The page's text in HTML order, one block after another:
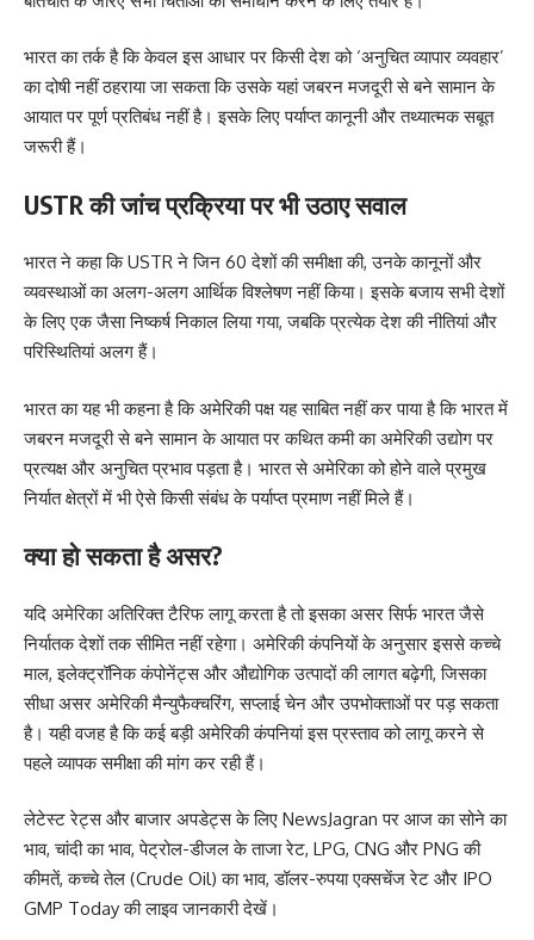
भारत का तर्क है कि केवल इस आधार पर किसी देश को ‘अनुचित व्यापार व्यवहार’
का दोषी नहीं ठहराया जा सकता कि उसके यहां जबरन मजदूरी से बने सामान के
आयात पर पूर्ण प्रतिबंध नहीं है। इसके लिए पर्याप्त कानूनी और तथ्यात्मक सबूत
जरूरी हैं।
USTR की जांच प्रक्रिया पर भी उठाए सवाल
भारत ने कहा कि USTR ने जिन 60 देशों की समीक्षा की, उनके कानूनों और
व्यवस्थाओं का अलग-अलग आर्थिक विश्लेषण नहीं किया। इसके बजाय सभी देशों
के लिए एक जैसा निष्कर्ष निकाल लिया गया, जबकि प्रत्येक देश की नीतियां और
परिस्थितियां अलग हैं।
भारत का यह भी कहना है कि अमेरिकी पक्ष यह साबित नहीं कर पाया है कि भारत में
जबरन मजदूरी से बने सामान के आयात पर कथित कमी का अमेरिकी उद्योग पर
प्रत्यक्ष और अनुचित प्रभाव पड़ता है। भारत से अमेरिका को होने वाले प्रमुख
निर्यात क्षेत्रों में भी ऐसे किसी संबंध के पर्याप्त प्रमाण नहीं मिले हैं।
क्या हो सकता है असर?
यदि अमेरिका अतिरिक्त टैरिफ लागू करता है तो इसका असर सिर्फ भारत जैसे
निर्यातक देशों तक सीमित नहीं रहेगा। अमेरिकी कंपनियों के अनुसार इससे कच्चे
माल, इलेक्ट्रॉनिक कंपोनेंट्स और औद्योगिक उत्पादों की लागत बढ़ेगी, जिसका
सीधा असर अमेरिकी मैन्युफैक्चरिंग, सप्लाई चेन और उपभोक्ताओं पर पड़ सकता
है। यही वजह है कि कई बड़ी अमेरिकी कंपनियां इस प्रस्ताव को लागू करने से
पहले व्यापक समीक्षा की मांग कर रही हैं।
लेटेस्ट रेट्स और बाजार अपडेट्स के लिए NewsJagran पर आज कासोने का
भाव,चांदी का भाव,पेट्रोल-डीजल के ताजा रेट, LPG, CNG और PNG की
कीमतें,कच्चे तेल (Crude Oil) का भाव,डॉलर-रुपया एक्सचेंज रेट और IPO
GMP Todayकी लाइव जानकारी देखें।